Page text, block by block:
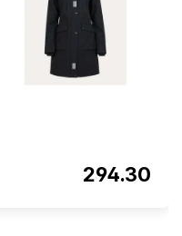
294.30